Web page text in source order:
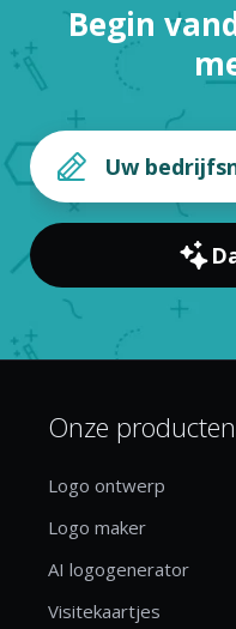
Begin
Onze producten
Logo ontwerp
Logo maker
AI logogenerator
Visitekaartjes